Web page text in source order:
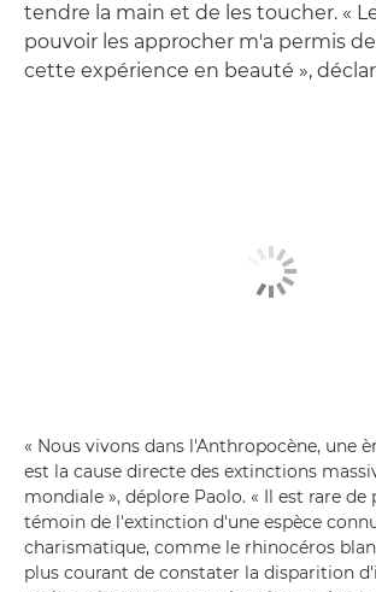
tendre la main et de les toucher. «
pouvoir les approcher m'a permis
cette expérience en beauté »,
« Nous vivons dans l'Anthropocène, une
est la cause directe des extinctions
mondiale », déplore Paolo. « Il est rare
témoin de l'extinction d'une espèce
charismatique, comme le rhinocéros
plus courant de constater la disparition